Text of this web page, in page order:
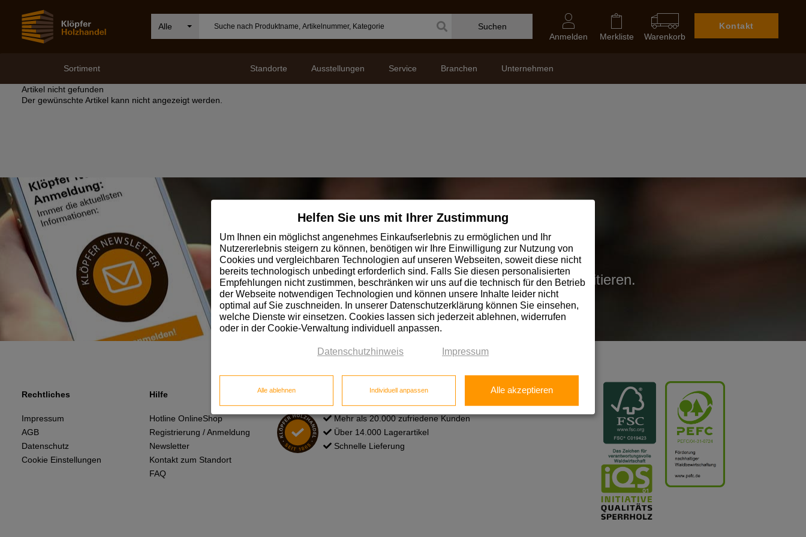
Alle Suchen
Kontakt
Warenkorb
Merkliste
Anmelden
Unternehmen
Branchen
Service
Ausstellungen
Standorte
Sortiment
Artikel nicht gefunden
Der gewünschte Artikel kann nicht angezeigt werden.
Jetzt zum Klöpfer
Newsletter anmelden:
Das Neueste wissen, von Vorteilen profitieren.
Hier anmelden!
Rechtliches
Impressum
AGB
Datenschutz
Cookie Einstellungen
Hilfe
Hotline OnlineShop
Registrierung / Anmeldung
Newsletter
Kontakt zum Standort
FAQ
Mehr als 20.000 zufriedene Kunden
Über 14.000 Lagerartikel
Schnelle Lieferung
Helfen Sie uns mit Ihrer Zustimmung
Um Ihnen ein möglichst angenehmes Einkaufserlebnis zu ermöglichen und Ihr
Nutzererlebnis steigern zu können, benötigen wir Ihre Einwilligung zur Nutzung von
Cookies und vergleichbaren Technologien auf unseren Webseiten, soweit diese nicht
bereits technologisch unbedingt erforderlich sind. Falls Sie diesen personalisierten
Empfehlungen nicht zustimmen, beschränken wir uns auf die technisch für den Betrieb
der Webseite notwendigen Technologien und können unsere Inhalte leider nicht
optimal auf Sie zuschneiden. In unserer Datenschutzerklärung können Sie einsehen,
welche Dienste wir einsetzen. Cookies lassen sich jederzeit ablehnen, widerrufen
oder in der Cookie-Verwaltung individuell anpassen.
Datenschutzhinweis Impressum
Alle ablehnen Individuell anpassen Alle akzeptieren